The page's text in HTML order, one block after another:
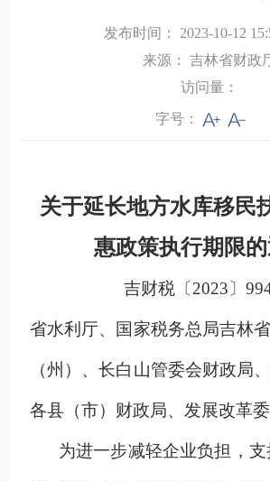
发布时间： 2023-10-12
来源：
吉林省财政
访问量：
字号：
关于延长地方水库移民
惠政策执行期限
吉财税〔2023〕
省水利厅、国家税务总局吉林
（州）、长白山管委会财政局
各县（市）财政局、发展改革委
为进一步减轻企业负担，